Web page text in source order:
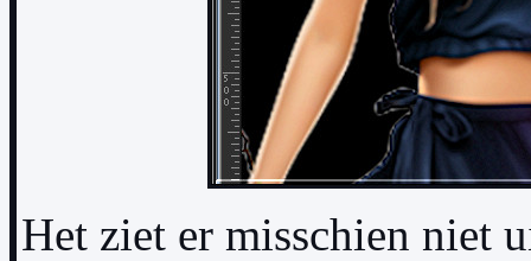
Het ziet er misschien niet